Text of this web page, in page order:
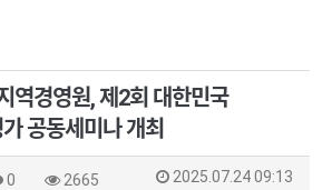
역경영원, 제2회 대한민국
공동세미나 개최
0 2665 2025.07.24 09:13